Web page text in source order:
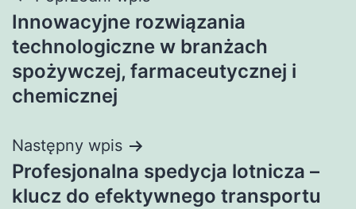
wpisu
Innowacyjne rozwiązania
technologiczne w branżach
spożywczej, farmaceutycznej i
chemicznej
Następny wpis
Profesjonalna spedycja lotnicza –
klucz do efektywnego transportu